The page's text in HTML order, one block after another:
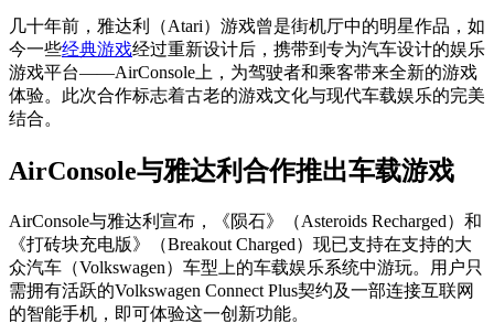
几十年前，雅达利（Atari）游戏曾是街机厅中的明星作品，如
今一些经典游戏经过重新设计后，携带到专为汽车设计的娱乐
游戏平台——AirConsole上，为驾驶者和乘客带来全新的游戏
体验。此次合作标志着古老的游戏文化与现代车载娱乐的完美
结合。
AirConsole与雅达利合作推出车载游戏
AirConsole与雅达利宣布，《陨石》（Asteroids Recharged）和
《打砖块充电版》（Breakout Charged）现已支持在支持的大
众汽车（Volkswagen）车型上的车载娱乐系统中游玩。用户只
需拥有活跃的Volkswagen Connect Plus契约及一部连接互联网
的智能手机，即可体验这一创新功能。